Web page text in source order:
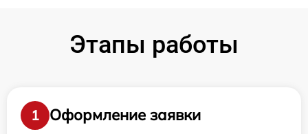
Этапы работы
1
Оформление заявки